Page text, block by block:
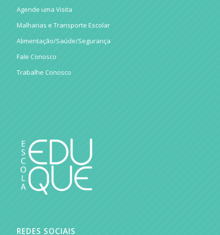
Agende uma Visita
Malharias e Transporte Escolar
Alimentação/Saúde/Segurança
Fale Conosco
Trabalhe Conosco
REDES SOCIAIS